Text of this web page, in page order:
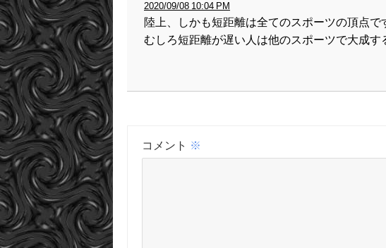
2020/09/08 10:04 PM
陸上、しかも短距離は全てのスポーツの頂点で
むしろ短距離が遅い人は他のスポーツで大成す
コメント ※